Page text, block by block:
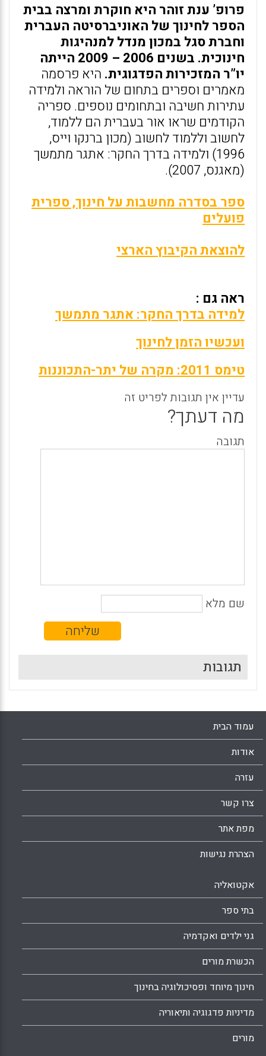
פרופ’ ענת זוהר היא חוקרת ומרצה בבית
הספר לחינוך של האוניברסיטה העברית
וחברת סגל במכון מנדל למנהיגות
חינוכית. בשנים 2006 – 2009 הייתה
יו”ר המזכירות הפדגוגית. היא פרסמה
מאמרים וספרים בתחום של הוראה ולמידה
עתירות חשיבה ובתחומים נוספים. ספריה
הקודמים שראו אור בעברית הם ללמוד,
לחשוב וללמוד לחשוב (מכון ברנקו וייס,
1996) ולמידה בדרך החקר: אתגר מתמשך
(מאגנס, 2007).
ספר בסדרה מחשבות על חינוך, ספרית
פועלים
להוצאת הקיבוץ הארצי
ראה גם :
למידה בדרך החקר: אתגר מתמשך
ועכשיו הזמן לחינוך
טימס 2011: מקרה של יתר-התכוננות
עדיין אין תגובות לפריט זה
מה דעתך?
תגובה
שם מלא
תגובות
עמוד הבית
אודות
עזרה
צרו קשר
מפת אתר
הצהרת נגישות
אקטואליה
בתי ספר
גני ילדים ואקדמיה
הכשרת מורים
חינוך מיוחד ופסיכולוגיה בחינוך
מדיניות פדגוגיה ותיאוריה
מורים